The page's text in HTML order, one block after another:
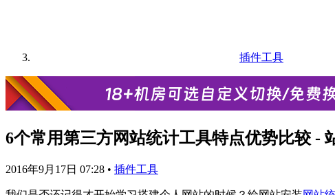
插件工具
6个常用第三方网站统计工具特点优势比较 -
2016年9月17日 07:28 • 插件工具